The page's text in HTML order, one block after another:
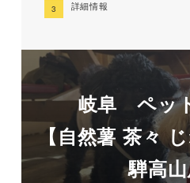
詳細情報
岐阜 ペッ
【自然薯 茶々
騨高山